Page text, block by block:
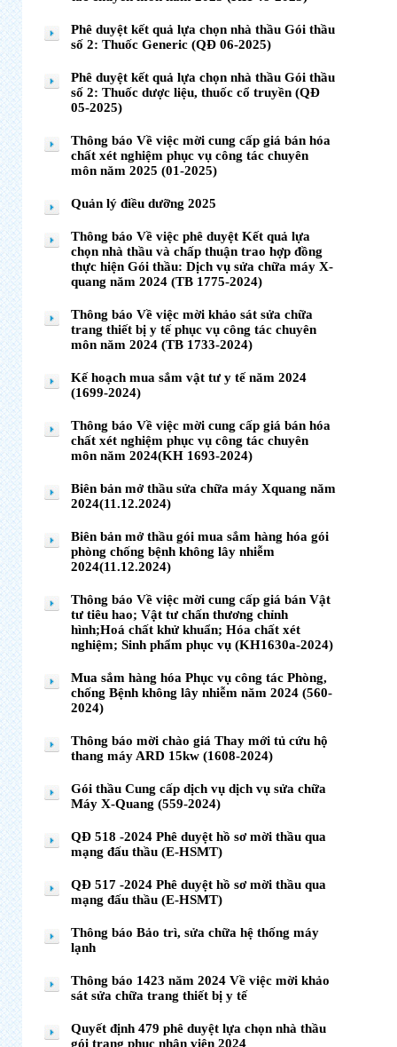
Phê duyệt kết quả lựa chọn nhà thầu Gói thầu
số 2: Thuốc Generic (QĐ 06-2025)
Phê duyệt kết quả lựa chọn nhà thầu Gói thầu
số 2: Thuốc dược liệu, thuốc cổ truyền (QĐ
05-2025)
Thông báo Về việc mời cung cấp giá bán hóa
chất xét nghiệm phục vụ công tác chuyên
môn năm 2025 (01-2025)
Quản lý điều dưỡng 2025
Thông báo Về việc phê duyệt Kết quả lựa
chọn nhà thầu và chấp thuận trao hợp đồng
thực hiện Gói thầu: Dịch vụ sửa chữa máy X-
quang năm 2024 (TB 1775-2024)
Thông báo Về việc mời khảo sát sửa chữa
trang thiết bị y tế phục vụ công tác chuyên
môn năm 2024 (TB 1733-2024)
Kế hoạch mua sắm vật tư y tế năm 2024
(1699-2024)
Thông báo Về việc mời cung cấp giá bán hóa
chất xét nghiệm phục vụ công tác chuyên
môn năm 2024(KH 1693-2024)
Biên bản mở thầu sửa chữa máy Xquang năm
2024(11.12.2024)
Biên bản mở thầu gói mua sắm hàng hóa gói
phòng chống bệnh không lây nhiễm
2024(11.12.2024)
Thông báo Về việc mời cung cấp giá bán Vật
tư tiêu hao; Vật tư chấn thương chỉnh
hình;Hoá chất khử khuẩn; Hóa chất xét
nghiệm; Sinh phẩm phục vụ (KH1630a-2024)
Mua sắm hàng hóa Phục vụ công tác Phòng,
chống Bệnh không lây nhiễm năm 2024 (560-
2024)
Thông báo mời chào giá Thay mới tủ cứu hộ
thang máy ARD 15kw (1608-2024)
Gói thầu Cung cấp dịch vụ dịch vụ sửa chữa
Máy X-Quang (559-2024)
QĐ 518 -2024 Phê duyệt hồ sơ mời thầu qua
mạng đấu thầu (E-HSMT)
QĐ 517 -2024 Phê duyệt hồ sơ mời thầu qua
mạng đấu thầu (E-HSMT)
Thông báo Bảo trì, sửa chữa hệ thống máy
lạnh
Thông báo 1423 năm 2024 Về việc mời khảo
sát sửa chữa trang thiết bị y tế
Quyết định 479 phê duyệt lựa chọn nhà thầu
gói trang phục nhân viên 2024